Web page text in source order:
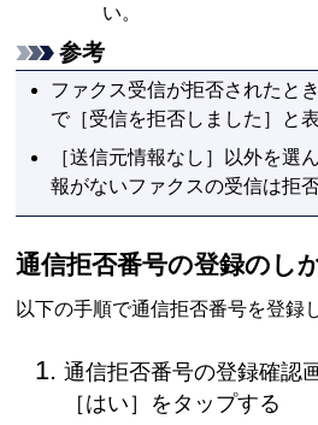
い。
参考
ファクス受信が拒否されたと
で［受信を拒否しました ］と
［送信元情報なし ］以外を選
報がないファクスの受信は拒
通信拒否番号の登録のし
以下の手順で通信拒否番号を登録
通信拒否番号の登録確認
［はい］をタップする